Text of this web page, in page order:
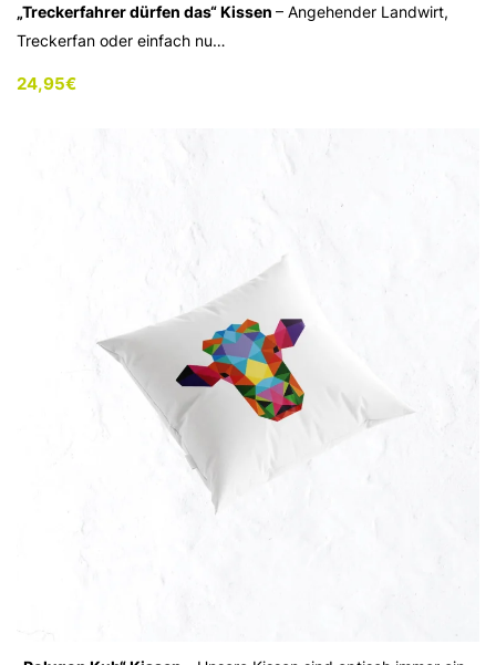
„Treckerfahrer dürfen das“ Kissen – Angehender Landwirt,
Treckerfan oder einfach nu…
24,95€